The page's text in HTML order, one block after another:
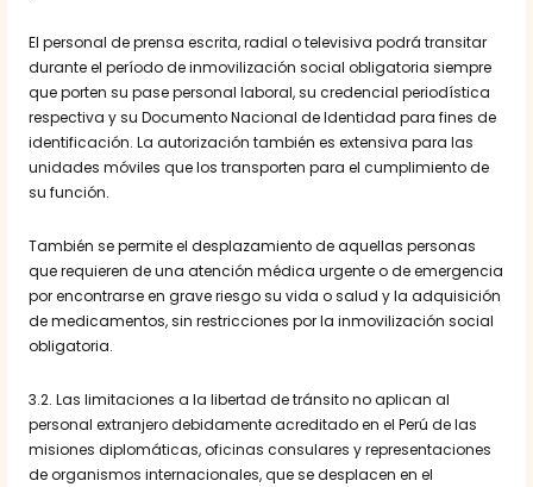
El personal de prensa escrita, radial o televisiva podrá transitar
durante el período de inmovilización social obligatoria siempre
que porten su pase personal laboral, su credencial periodística
respectiva y su Documento Nacional de Identidad para fines de
identificación. La autorización también es extensiva para las
unidades móviles que los transporten para el cumplimiento de
su función.
También se permite el desplazamiento de aquellas personas
que requieren de una atención médica urgente o de emergencia
por encontrarse en grave riesgo su vida o salud y la adquisición
de medicamentos, sin restricciones por la inmovilización social
obligatoria.
3.2. Las limitaciones a la libertad de tránsito no aplican al
personal extranjero debidamente acreditado en el Perú de las
misiones diplomáticas, oficinas consulares y representaciones
de organismos internacionales, que se desplacen en el